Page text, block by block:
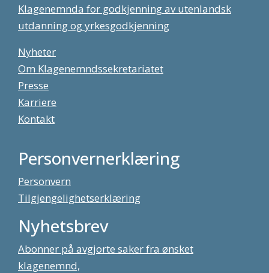
Klagenemnda for godkjenning av utenlandsk
utdanning og yrkesgodkjenning
Nyheter
Om Klagenemndssekretariatet
Presse
Karriere
Kontakt
Personvernerklæring
Personvern
Tilgjengelighetserklæring
Nyhetsbrev
Abonner på avgjorte saker fra ønsket
klagenemnd,